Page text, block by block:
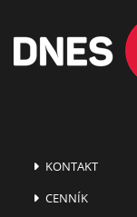
KONTAKT
CENNÍK